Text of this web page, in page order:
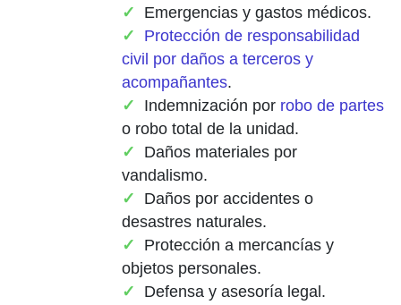
Emergencias y gastos médicos.
Protección de responsabilidad
civil por daños a terceros y
acompañantes.
Indemnización por robo de partes
o robo total de la unidad.
Daños materiales por
vandalismo.
Daños por accidentes o
desastres naturales.
Protección a mercancías y
objetos personales.
Defensa y asesoría legal.